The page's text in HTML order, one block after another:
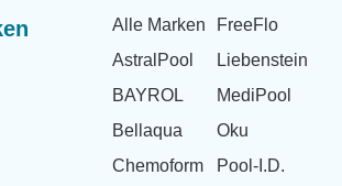
Alle Marken
AstralPool
BAYROL
Bellaqua
Chemoform
FreeFlo
Liebenstein
MediPool
Oku
Pool-I.D.